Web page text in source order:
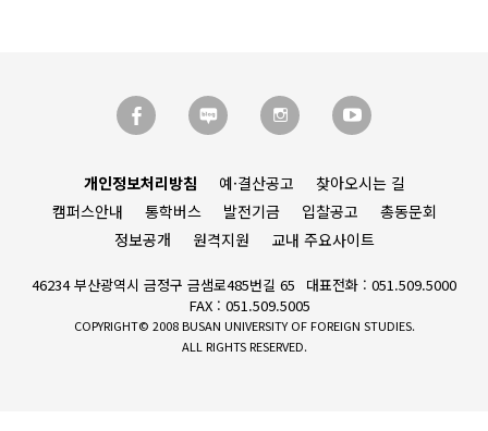
개인정보처리방침 예·결산공고
찾아오시는 길
캠퍼스안내
통학버스 발전기금 입찰공고
총동문회
정보공개
원격지원 교내 주요사이트
46234 부산광역시 금정구 금샘로485번길 65
대표전화 : 051.509.5000
FAX : 051.509.5005
COPYRIGHT© 2008 BUSAN UNIVERSITY OF FOREIGN STUDIES.
ALL RIGHTS RESERVED.